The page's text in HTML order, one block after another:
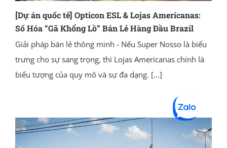
[Dự án quốc tế] Opticon ESL & Lojas Americanas:
Số Hóa “Gã Khổng Lồ” Bán Lẻ Hàng Đầu Brazil
Giải pháp bán lẻ thông minh - Nếu Super Nosso là biểu
trưng cho sự sang trọng, thì Lojas Americanas chính là
biểu tượng của quy mô và sự đa dạng. [...]